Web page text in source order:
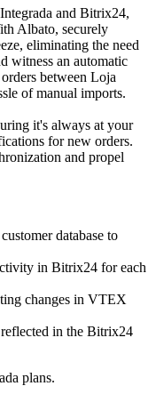
and Bitrix24,
Albato, securely
eliminating the need
witness an automatic
between Loja
of manual imports.
it's always at your
for new orders.
and propel
database to
in Bitrix24 for each
changes in VTEX
in the Bitrix24
plans.